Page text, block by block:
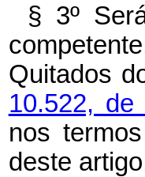
§ 3º
Quitados
10.522,
nos
deste